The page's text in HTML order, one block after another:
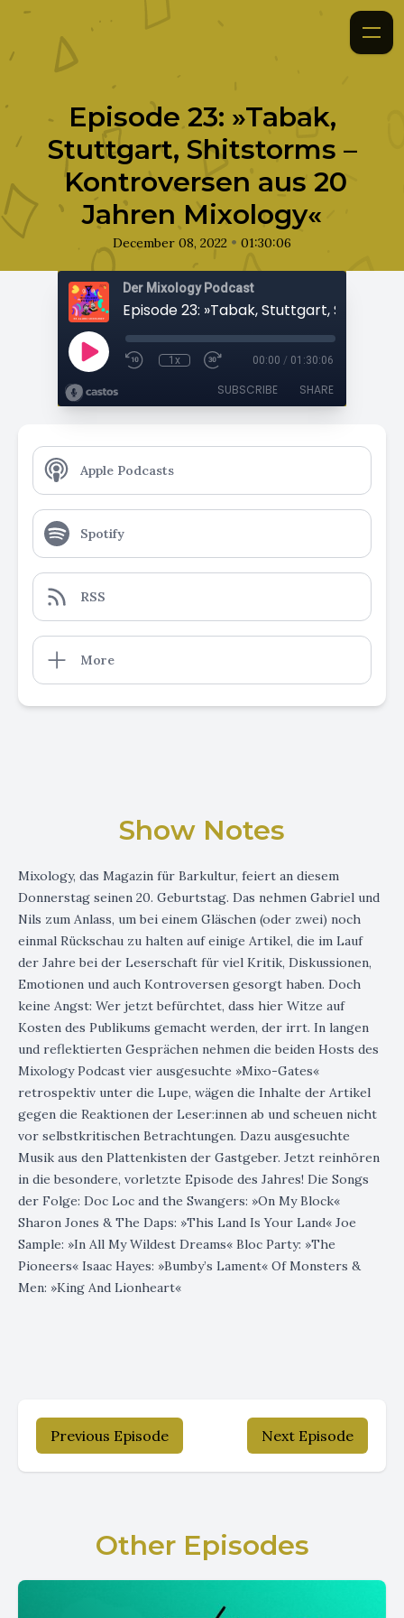
Episode 23: »Tabak,
Stuttgart, Shitstorms –
Kontroversen aus 20
Jahren Mixology«
December 08, 2022 • 01:30:06
Der Mixology Podcast
1x 00:00 / 01:30:06
SUBSCRIBE SHARE
Apple Podcasts
Spotify
RSS
More
Show Notes
Mixology, das Magazin für Barkultur, feiert an diesem
Donnerstag seinen 20. Geburtstag. Das nehmen Gabriel und
Nils zum Anlass, um bei einem Gläschen (oder zwei) noch
einmal Rückschau zu halten auf einige Artikel, die im Lauf
der Jahre bei der Leserschaft für viel Kritik, Diskussionen,
Emotionen und auch Kontroversen gesorgt haben. Doch
keine Angst: Wer jetzt befürchtet, dass hier Witze auf
Kosten des Publikums gemacht werden, der irrt. In langen
und reflektierten Gesprächen nehmen die beiden Hosts des
Mixology Podcast vier ausgesuchte »Mixo-Gates«
retrospektiv unter die Lupe, wägen die Inhalte der Artikel
gegen die Reaktionen der Leser:innen ab und scheuen nicht
vor selbstkritischen Betrachtungen. Dazu ausgesuchte
Musik aus den Plattenkisten der Gastgeber. Jetzt reinhören
in die besondere, vorletzte Episode des Jahres! Die Songs
der Folge: Doc Loc and the Swangers: »On My Block«
Sharon Jones & The Daps: »This Land Is Your Land« Joe
Sample: »In All My Wildest Dreams« Bloc Party: »The
Pioneers« Isaac Hayes: »Bumby’s Lament« Of Monsters &
Men: »King And Lionheart«
Previous Episode Next Episode
Other Episodes